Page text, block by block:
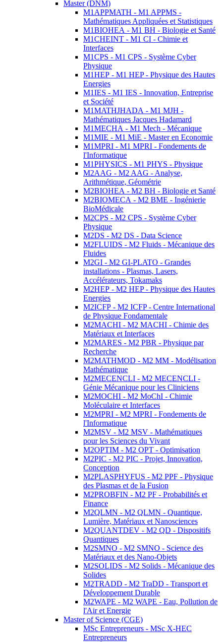
Master (DNM)
M1APPMATH - M1 APPMS -
Mathématiques Appliquées et Statistiques
M1BIOHEA - M1 BH - Biologie et Santé
M1CHEINT - M1 CI - Chimie et
Interfaces
M1CPS - M1 CPS - Système Cyber
Physique
M1HEP - M1 HEP - Physique des Hautes
Energies
M1IES - M1 IES - Innovation, Entreprise
et Société
M1MATHJHADA - M1 MJH -
Mathématiques Jacques Hadamard
M1MECHA - M1 Mech - Mécanique
M1MIE - M1 MiE - Master en Economie
M1MPRI - M1 MPRI - Fondements de
l'Informatique
M1PHYSICS - M1 PHYS - Physique
M2AAG - M2 AAG - Analyse,
Arithmétique, Géométrie
M2BIOHEA - M2 BH - Biologie et Santé
M2BIOMECA - M2 BME - Ingénierie
BioMédicale
M2CPS - M2 CPS - Système Cyber
Physique
M2DS - M2 DS - Data Science
M2FLUIDS - M2 Fluids - Mécanique des
Fluides
M2GI - M2 GI-PLATO - Grandes
installations - Plasmas, Lasers,
Accélérateurs, Tokamaks
M2HEP - M2 HEP - Physique des Hautes
Energies
M2ICFP - M2 ICFP - Centre International
de Physique Fondamentale
M2MACHI - M2 MACHI - Chimie des
Matériaux et Interfaces
M2MARES - M2 PBR - Physique par
Recherche
M2MATHMOD - M2 MM - Modélisation
Mathématique
M2MECENCLI - M2 MECENCLI -
Génie Mécanique pour les Cliniciens
M2MOCHI - M2 MoChI - Chimie
Moléculaire et Interfaces
M2MPRI - M2 MPRI - Fondements de
l'Informatique
M2MSV - M2 MSV - Mathématiques
pour les Sciences du Vivant
M2OPTIM - M2 OPT - Optimisation
M2PIC - M2 PIC - Projet, Innovation,
Conception
M2PLASPHYFUS - M2 PPF - Physique
des Plasmas et de la Fusion
M2PROBFIN - M2 PF - Probabilités et
Finance
M2QLMN - M2 QLMN - Quantique,
Lumière, Matériaux et Nanosciences
M2QUANTDEV - M2 QD - Dispositifs
Quantiques
M2SMNO - M2 SMNO - Science des
Matériaux et des Nano-Objets
M2SOLIDS - M2 Solids - Mécanique des
Solides
M2TRADD - M2 TraDD - Transport et
Développement Durable
M2WAPE - M2 WAPE - Eau, Pollution de
l'Air et Energie
Master of Science (CGE)
MSc Entrepreneurs - MSc X-HEC
Entrepreneurs